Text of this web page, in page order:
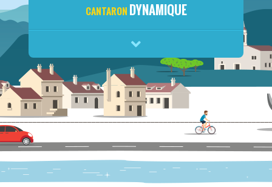
CANTARON DYNAMIQUE